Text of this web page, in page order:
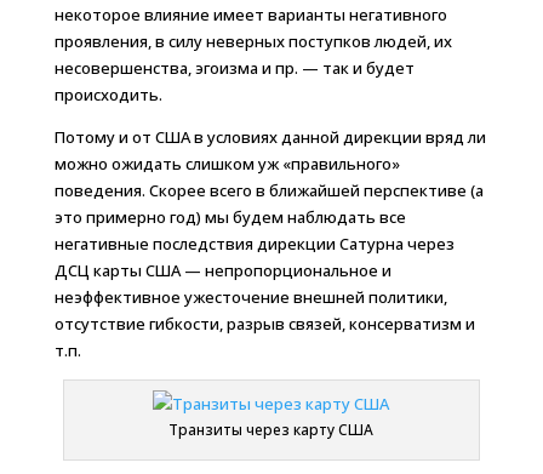
некоторое влияние имеет варианты негативного
проявления, в силу неверных поступков людей, их
несовершенства, эгоизма и пр. — так и будет
происходить.
Потому и от США в условиях данной дирекции вряд ли
можно ожидать слишком уж «правильного»
поведения. Скорее всего в ближайшей перспективе (а
это примерно год) мы будем наблюдать все
негативные последствия дирекции Сатурна через
ДСЦ карты США — непропорциональное и
неэффективное ужесточение внешней политики,
отсутствие гибкости, разрыв связей, консерватизм и
т.п.
Транзиты через карту США